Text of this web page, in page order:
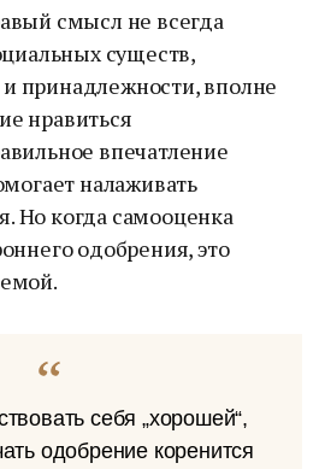
смысл не всегда
существ,
принадлежности, вполне
нравиться
впечатление
налаживать
Но когда самооценка
одобрения, это
себя „хорошей“,
одобрение коренится